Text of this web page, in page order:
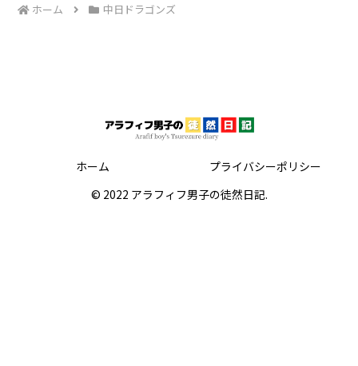
ホーム 中日ドラゴンズ
ホーム
プライバシーポリシー
© 2022 アラフィフ男子の徒然日記.